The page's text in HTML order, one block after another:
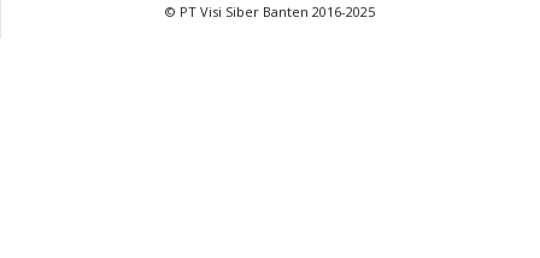
© PT Visi Siber Banten 2016-2025